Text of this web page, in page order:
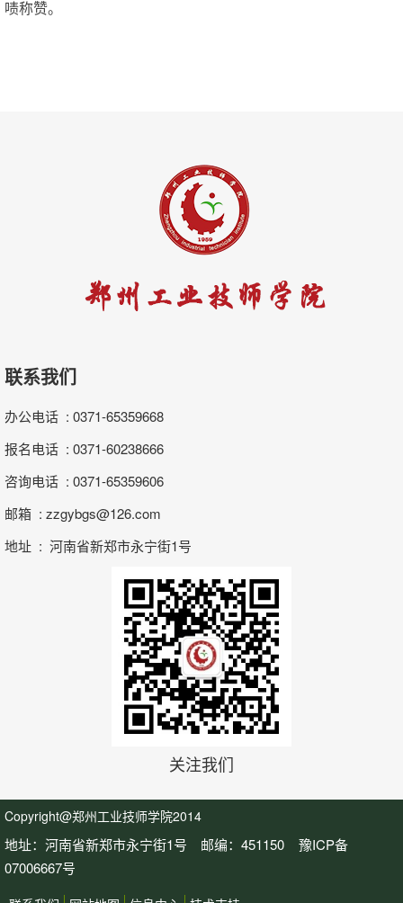
啧称赞。
联系我们
办公电话 : 0371-65359668
报名电话 : 0371-60238666
咨询电话 : 0371-65359606
邮箱 : zzgybgs@126.com
地址 : 河南省新郑市永宁街1号
关注我们
Copyright@郑州工业技师学院2014
地址：河南省新郑市永宁街1号 邮编：451150 豫ICP备
07006667号